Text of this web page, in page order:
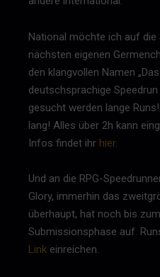
National möchte ich auf
nächsten eigenen
den klangvollen Namen
deutschsprachige Speedrun
gesucht werden lange
lang! Alles über 2h kann
Infos findet ihr hier.
Und an die RPG-
Glory, immerhin das
überhaupt, hat noch bis
Submissionsphase auf.
Link einreichen.